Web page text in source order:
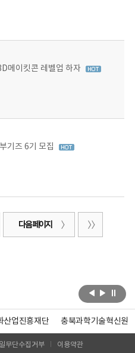
메이킷콘 레벨업 하자
기즈 6기 모집
다음 페이지
산업진흥재단 충북과학기술혁신원
무단수집거부 이용약관